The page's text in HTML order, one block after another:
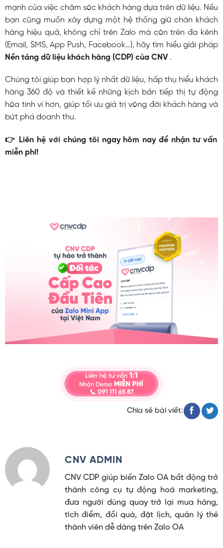
mạnh của việc chăm sóc khách hàng dựa trên dữ liệu. Nếu
bạn cũng muốn xây dựng một hệ thống giữ chân khách
hàng hiệu quả, không chỉ trên Zalo mà còn trên đa kênh
(Email, SMS, App Push, Facebook…), hãy tìm hiểu giải pháp
Nền tảng dữ liệu khách hàng (CDP) của CNV .
Chúng tôi giúp bạn hợp lý nhất dữ liệu, hấp thụ hiểu khách
hàng 360 độ và thiết kế những kịch bản tiếp thị tự động
hóa tinh vi hơn, giúp tối ưu giá trị vòng đời khách hàng và
bứt phá doanh thu.
👉 Liên hệ với chúng tôi ngay hôm nay để nhận tư vấn
miễn phí!
Chia sẻ bài viết:
CNV ADMIN
CNV CDP giúp biến Zalo OA bất động trở
thành công cụ tự động hoá marketing,
đưa người dùng quay trở lại mua hàng,
tích điểm, đổi quà, đặt lịch, quản lý thẻ
thành viên dễ dàng trên Zalo OA